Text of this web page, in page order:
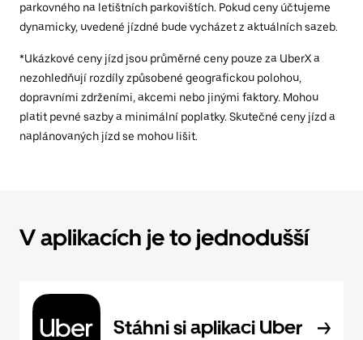
parkovného na letištních parkovištích. Pokud ceny účtujeme
dynamicky, uvedené jízdné bude vycházet z aktuálních sazeb.
*Ukázkové ceny jízd jsou průměrné ceny pouze za UberX a
nezohledňují rozdíly způsobené geografickou polohou,
dopravními zdrženími, akcemi nebo jinými faktory. Mohou
platit pevné sazby a minimální poplatky. Skutečné ceny jízd a
naplánovaných jízd se mohou lišit.
V aplikacích je to jednodušší
Stáhni si aplikaci Uber